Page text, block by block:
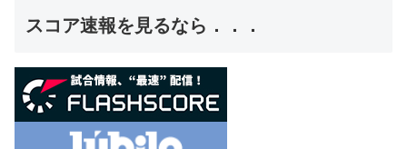
スコア速報を見るなら．．．